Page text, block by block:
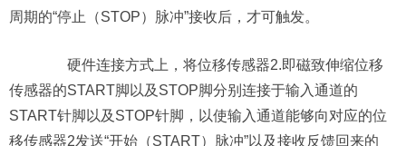
周期的“停止（STOP）脉冲”接收后，才可触发。
硬件连接方式上，将位移传感器2.即磁致伸缩位移
传感器的START脚以及STOP脚分别连接于输入通道的
START针脚以及STOP针脚，以使输入通道能够向对应的位
移传感器2发送“开始（START）脉冲”以及接收反馈回来的